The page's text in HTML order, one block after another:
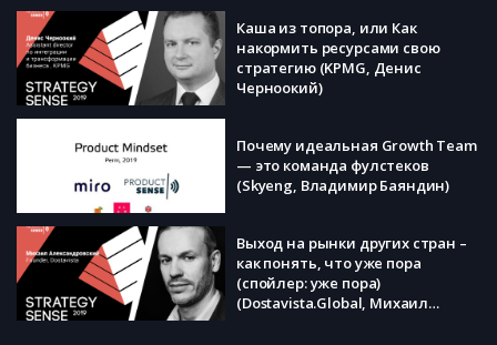
Безуглый)
Каша из топора, или Как
накормить ресурсами свою
стратегию (KPMG, Денис
Черноокий)
Почему идеальная Growth Team
— это команда фулстеков
(Skyeng, Владимир Баяндин)
Выход на рынки других стран –
как понять, что уже пора
(спойлер: уже пора)
(Dostavista.Global, Михаил